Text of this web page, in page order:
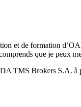
et de formation
que je peux
TMS Brokers S.A.